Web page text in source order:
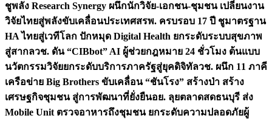
ชูพลัง Research Synergy ผนึกนักวิจัย-เอกชน-ชุมชน เปลี่ยนงาน
วิจัยไทยสู่พลังขับเคลื่อนประเทศสรพ. ครบรอบ 17 ปี ชูมาตรฐาน
HA ไทยสู่เวทีโลก ปักหมุด Digital Health ยกระดับระบบสุขภาพ
สู่สากลวช. ดัน “CIBbot” AI ผู้ช่วยกฎหมาย 24 ชั่วโมง ต้นแบบ
นวัตกรรมวิจัยยกระดับบริการภาครัฐสู่ยุคดิจิทัลวช. ผนึก 11 ภาคี
เครือข่าย Big Brothers ขับเคลื่อน “ชันโรง” สร้างป่า สร้าง
เศรษฐกิจชุมชน สู่การพัฒนาที่ยั่งยืนอย. ลุยตลาดสดธนบุรี ส่ง
Mobile Unit ตรวจอาหารถึงชุมชน ยกระดับความปลอดภัยผู้